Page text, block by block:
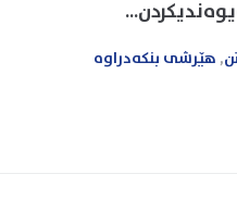
,هێرشی بنکەدراوە